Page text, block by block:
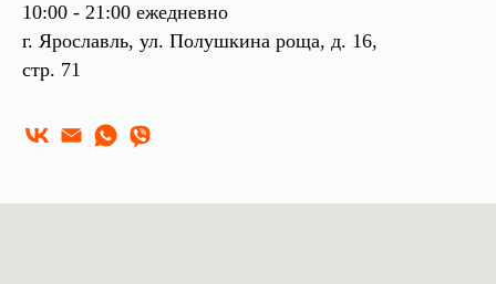
10:00 - 21:00 ежедневно
г. Ярославль, ул. Полушкина роща, д. 16,
стр. 71